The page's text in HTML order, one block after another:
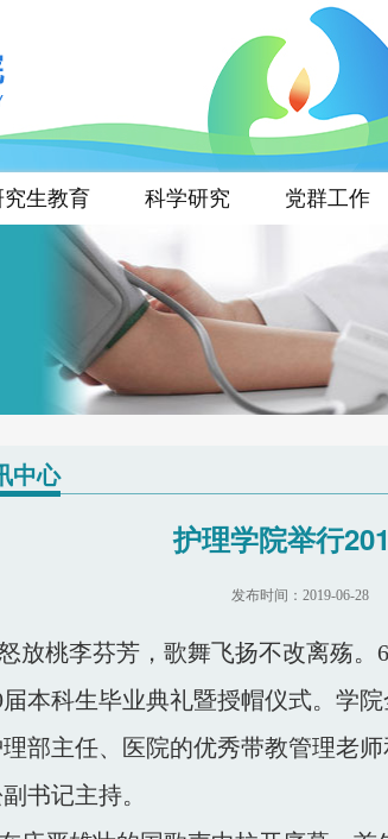
究生教育 科学研究 党群工作
中心
护理学院举行
发布时间：2019-06-28
放桃李芬芳，歌舞飞扬不改离殇。
届本科生毕业典礼暨授帽仪式。学
理部主任、医院的优秀带教管理老
书记主持。